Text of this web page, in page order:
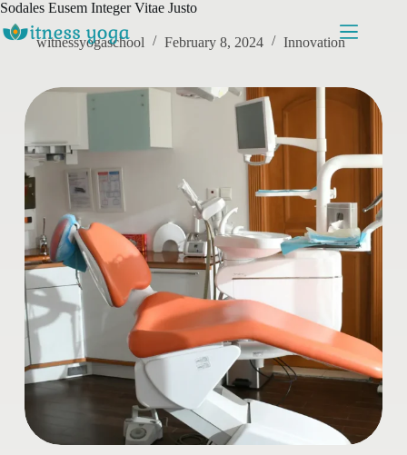
Skip
content
Sodales Eusem Integer Vitae Justo
witnessyogaschool February 8, 2024 Innovation